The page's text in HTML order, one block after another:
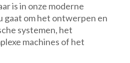
Bouw
aan
jouw
elektrische
is in onze moderne
gaat om het ontwerpen en
systemen, het
machines of het